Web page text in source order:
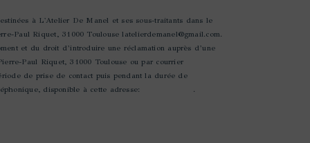
à L'Atelier De Manel et ses sous-traitants dans le
Paul Riquet, 31000 Toulouse latelierdemanel@gmail.com.
et du droit d’introduire une réclamation auprès d’une
Paul Riquet, 31000 Toulouse ou par courrier
de prise de contact puis pendant la durée de
disponible à cette adresse:
.